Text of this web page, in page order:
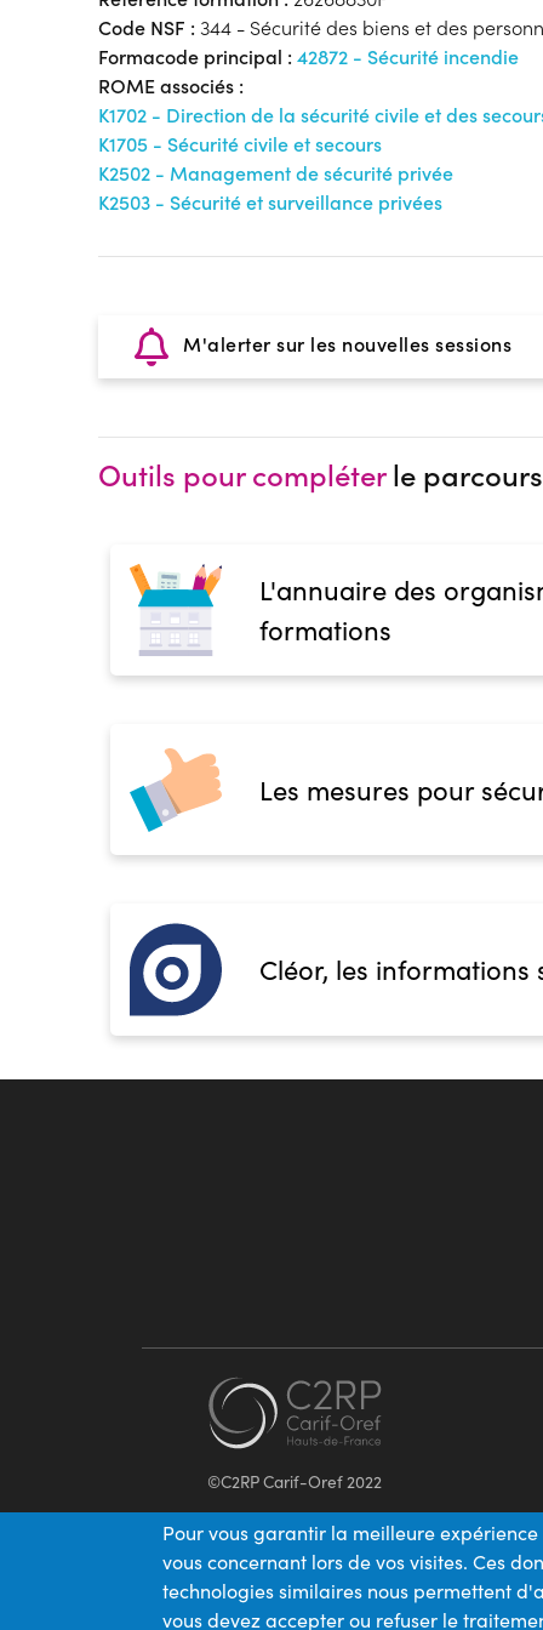
Code NSF : 344 - Sécurité des biens et des
Formacode principal : 42872 - Sécurité incendie
ROME associés :
K1702 - Direction de la sécurité civile et des
K1705 - Sécurité civile et secours
K2502 - Management de sécurité privée
K2503 - Sécurité et surveillance privées
M'alerter sur les nouvelles sessions
Outils pour compléterle
L'annuaire des
formations
Les mesures pour
Cléor, les informations
©C2RP Carif-Oref 2022
Pour vous garantir la meilleure
vous concernant lors de vos visites. Ces
technologies similaires nous permettent
vous devez accepter ou refuser le